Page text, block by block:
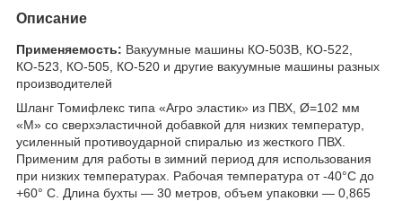
Описание
Применяемость: Вакуумные машины КО-503В, КО-522,
КО-523, КО-505, КО-520 и другие вакуумные машины разных
производителей
Шланг Томифлекс типа «Агро эластик» из ПВХ, Ø=102 мм
«М» со сверхэластичной добавкой для низких температур,
усиленный противоударной спиралью из жесткого ПВХ.
Применим для работы в зимний период для использования
при низких температурах. Рабочая температура от -40°C до
+60° C. Длина бухты — 30 метров, объем упаковки — 0,865